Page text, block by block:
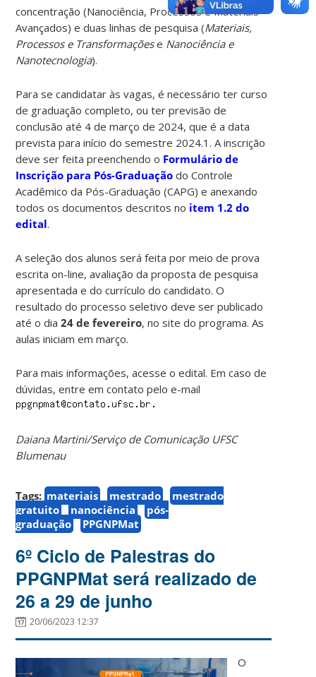
concentração (Nanociência, Processos e Materiais
Avançados) e duas linhas de pesquisa (Materiais,
Processos e Transformaçõese Nanociência e
Nanotecnologia).
Para se candidatar às vagas, é necessário ter curso
de graduação completo, ou ter previsão de
conclusão até 4 de março de 2024, que é a data
prevista para início do semestre 2024.1. A inscrição
deve ser feita preenchendo o Formulário de
Inscrição para Pós-Graduação do Controle
Acadêmico da Pós-Graduação (CAPG) e anexando
todos os documentos descritos no item 1.2 do
edital.
A seleção dos alunos será feita por meio de prova
escrita on-line, avaliação da proposta de pesquisa
apresentada e do currículo do candidato. O
resultado do processo seletivo deve ser publicado
até o dia24 de fevereiro, no site do programa. As
aulas iniciam em março.
Para mais informações, acesse o edital. Em caso de
dúvidas, entre em contato pelo e-mail
Daiana Martini/Serviço de Comunicação UFSC
Blumenau
Tags: materiais mestrado
mestrado
gratuito
nanociência
pós-
graduação
PPGNPMat
6º Ciclo de Palestras do
PPGNPMat será realizado de
26 a 29 de junho
20/06/2023 12:37
O